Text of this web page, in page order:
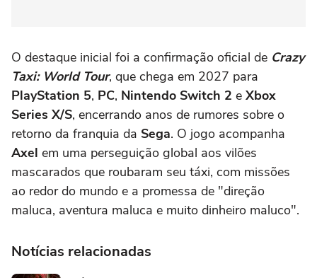
O destaque inicial foi a confirmação oficial de Crazy
Taxi: World Tour, que chega em 2027 para
PlayStation 5, PC, Nintendo Switch 2 e Xbox
Series X/S, encerrando anos de rumores sobre o
retorno da franquia da Sega. O jogo acompanha
Axel em uma perseguição global aos vilões
mascarados que roubaram seu táxi, com missões
ao redor do mundo e a promessa de "direção
maluca, aventura maluca e muito dinheiro maluco".
Notícias relacionadas